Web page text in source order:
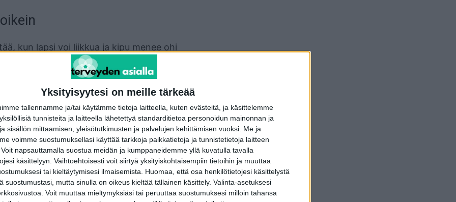
Yksityisyytesi on meille tärkeää
tallennamme ja/tai käytämme tietoja laitteella, kuten evästeitä, ja käsittelemme
tunnisteita ja laitteella lähetettyä standarditietoa personoidun mainonnan ja
sisällön mittaamisen, yleisötutkimusten ja palvelujen kehittämisen vuoksi. Me ja
voimme suostumuksellasi käyttää tarkkoja paikkatietoja ja tunnistetietoja laitteen
napsauttamalla suostua meidän ja kumppaneidemme yllä kuvatulla tavalla
käsittelyyn. Vaihtoehtoisesti voit siirtyä yksityiskohtaisempiin tietoihin ja muuttaa
tai kieltäytymisesi ilmaisemista. Huomaa, että osa henkilötietojesi käsittelystä
suostumustasi, mutta sinulla on oikeus kieltää tällainen käsittely. Valinta-asetuksesi
Voit muuttaa mieltymyksiäsi tai peruuttaa suostumuksesi milloin tahansa
kun lapsi voi liikkua ja kipu menee ohi
pätevät samat säännöt kuin muihinkin
ja kompressio eli jokin tukiside.
heti kohoasentoon, tukevoitetaan
Tarvittaessa vielä neljäs K mukaan
ohjeistaa.
sopivat tarvikkeet.
laastareita, haavanpuhdistusainetta,